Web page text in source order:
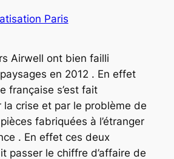
Paris
Airwell ont bien failli
en 2012 . En effet
française s’est fait
la crise et par le problème de
fabriquées à l’étranger
. En effet ces deux
passer le chiffre d’affaire de